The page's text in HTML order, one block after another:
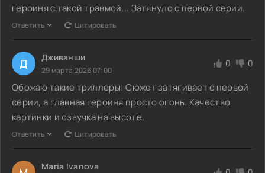
героиня с такой травмой... Затянуло с первой серии.
Ответить Цитировать
Д Дживанши
29 марта 2026 07:00
0 0
Обожаю такие триллеры! Сюжет затягивает с первой
серии, а главная героиня просто огонь. Качество
картинки и озвучка на высоте.
Ответить Цитировать
Maria Ivanova